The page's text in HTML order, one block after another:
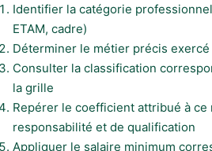
Identifier la catégorie
ETAM, cadre)
Déterminer le métier précis exercé
Consulter la classification
la grille
Repérer le coefficient attribué à ce
responsabilité et de qualification
Appliquer le salaire minimum